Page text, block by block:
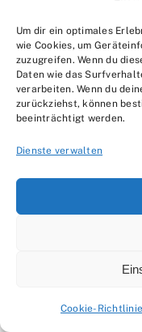
Um dir ein optimales
wie Cookies, um
zuzugreifen. Wenn du
Daten wie das
verarbeiten. Wenn du
zurückziehst, können
beeinträchtigt werden.
Dienste verwalten
Cookie-Richtlinie
Wie kann man ihn
Verbessert eure
8.3
Kunden die
behebt die
9. Tipps